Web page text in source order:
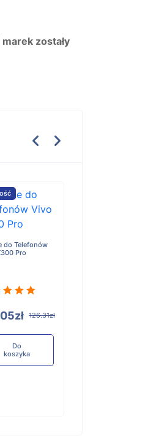
zostały
do Telefonów
Pro
126.31zł
Do
koszyka